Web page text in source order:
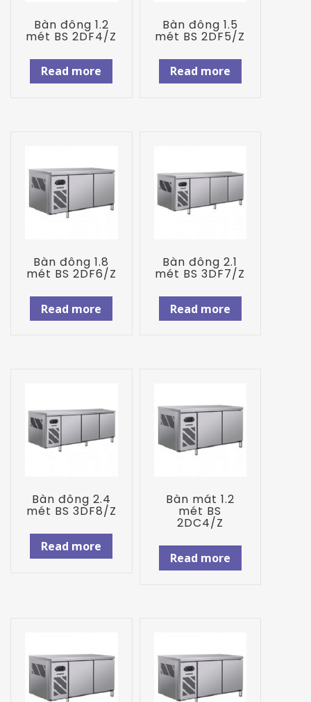
Bàn đông 1.2
mét BS 2DF4/Z
Read more
Bàn đông 1.5
mét BS 2DF5/Z
Read more
Bàn đông 1.8
mét BS 2DF6/Z
Read more
Bàn đông 2.1
mét BS 3DF7/Z
Read more
Bàn đông 2.4
mét BS 3DF8/Z
Read more
Bàn mát 1.2
mét BS
2DC4/Z
Read more